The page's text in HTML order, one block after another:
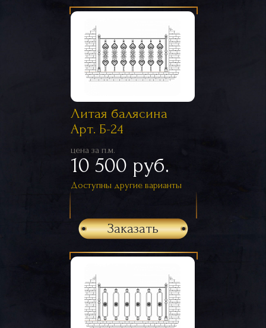
Литая балясина
Арт. Б-24
цена за п.м.
10 500 руб.
Доступны другие варианты
Заказать